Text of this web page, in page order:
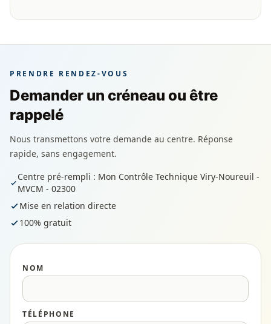
PRENDRE RENDEZ-VOUS
Demander un créneau ou être
rappelé
Nous transmettons votre demande au centre. Réponse
rapide, sans engagement.
Centre pré-rempli : Mon Contrôle Technique Viry-Noureuil -
MVCM - 02300
Mise en relation directe
100% gratuit
NOM
TÉLÉPHONE